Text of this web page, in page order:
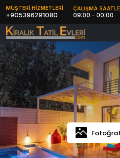
MÜŞTERİ HİZMETLERİ
+905396291080
ÇALIŞMA
09:00 - 00:00